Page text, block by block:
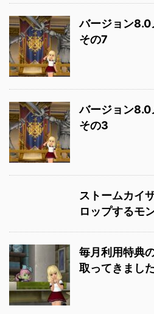
バージョン8.0
その7
バージョン8.0
その3
ストームカイ
ロップするモ
毎月利用特典
取ってきまし